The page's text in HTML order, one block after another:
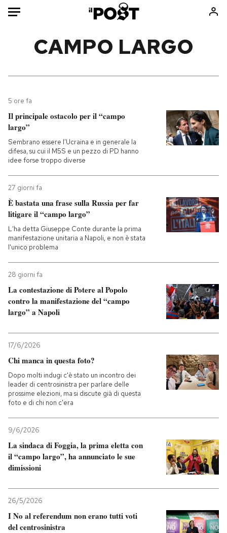
Politica
Internet
Scienza
Economia
Sport
Consumismi
Ok Boomer!
Mondiali calcio 2026
PODCAST
I MIEI PREFERITI
SHOP
CALENDARIO
CAMPO LARGO
5 ore fa
Il principale ostacolo per il “campo
largo”
Sembrano essere l’Ucraina e in generale la
difesa, su cui il M5S e un pezzo di PD hanno
idee forse troppo diverse
27 giorni fa
È bastata una frase sulla Russia per far
litigare il “campo largo”
L'ha detta Giuseppe Conte durante la prima
manifestazione unitaria a Napoli, e non è stata
l'unico problema
28 giorni fa
La contestazione di Potere al Popolo
contro la manifestazione del “campo
largo” a Napoli
17/6/2026
Chi manca in questa foto?
Dopo molti indugi c'è stato un incontro dei
leader di centrosinistra per parlare delle
prossime elezioni, ma si discute già di questa
foto e di chi non c'era
9/6/2026
La sindaca di Foggia, la prima eletta con
il “campo largo”, ha annunciato le sue
dimissioni
26/5/2026
I No al referendum non erano tutti voti
del centrosinistra